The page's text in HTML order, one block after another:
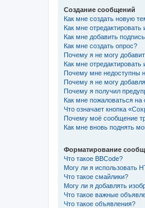
Создание сообщений
Как мне создать новую
Как мне
Как мне добавить
Как мне создать опрос?
Почему я не могу
Как мне отредактировать
Почему мне недоступны
Почему я не могу
Почему я получил
Как мне пожаловаться
Что означает кнопка
Почему моё сообщение
Как мне вновь поднять
Форматирование
Что такое BBCode?
Могу ли я использовать
Что такое смайлики?
Могу ли я добавлять
Что такое важные
Что такое объявления?